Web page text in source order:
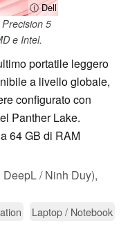
ⓘ Dell
5
e Intel.
portatile leggero
a livello globale,
configurato con
Panther Lake.
64 GB di RAM
DeepL / Ninh Duy),
Laptop / Notebook